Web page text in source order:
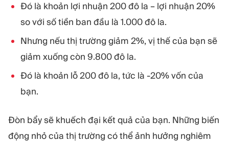
Đó là khoản lợi nhuận 200 đô la – lợi nhuận 20%
so với số tiền ban đầu là 1.000 đô la.
Nhưng nếu thị trường giảm 2%, vị thế của bạn sẽ
giảm xuống còn 9.800 đô la.
Đó là khoản lỗ 200 đô la, tức là -20% vốn của
bạn.
Đòn bẩy sẽ khuếch đại kết quả của bạn. Những biến
động nhỏ của thị trường có thể ảnh hưởng nghiêm